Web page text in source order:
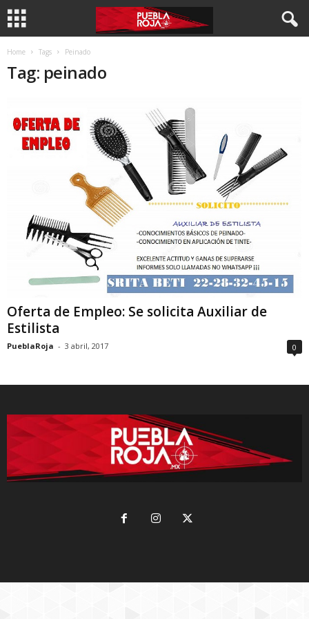
Home Tags Peinado
Tag: peinado
Oferta de Empleo: Se solicita Auxiliar de
Estilista
PueblaRoja - 3 abril, 2017 0